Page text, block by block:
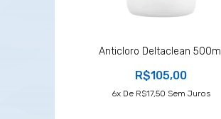
Anticloro Deltaclean 500ml
R$105,00
6X De R$17,50 Sem Juros